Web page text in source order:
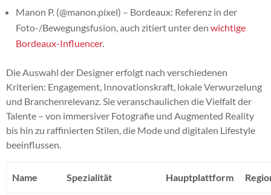
Manon P. (@manon.pixel) – Bordeaux: Referenz in der
Foto-/Bewegungsfusion, auch zitiert unter den wichtige
Bordeaux-Influencer.
Die Auswahl der Designer erfolgt nach verschiedenen
Kriterien: Engagement, Innovationskraft, lokale Verwurzelung
und Branchenrelevanz. Sie veranschaulichen die Vielfalt der
Talente – von immersiver Fotografie und Augmented Reality
bis hin zu raffinierten Stilen, die Mode und digitalen Lifestyle
beeinflussen.
Name Spezialität Hauptplattform